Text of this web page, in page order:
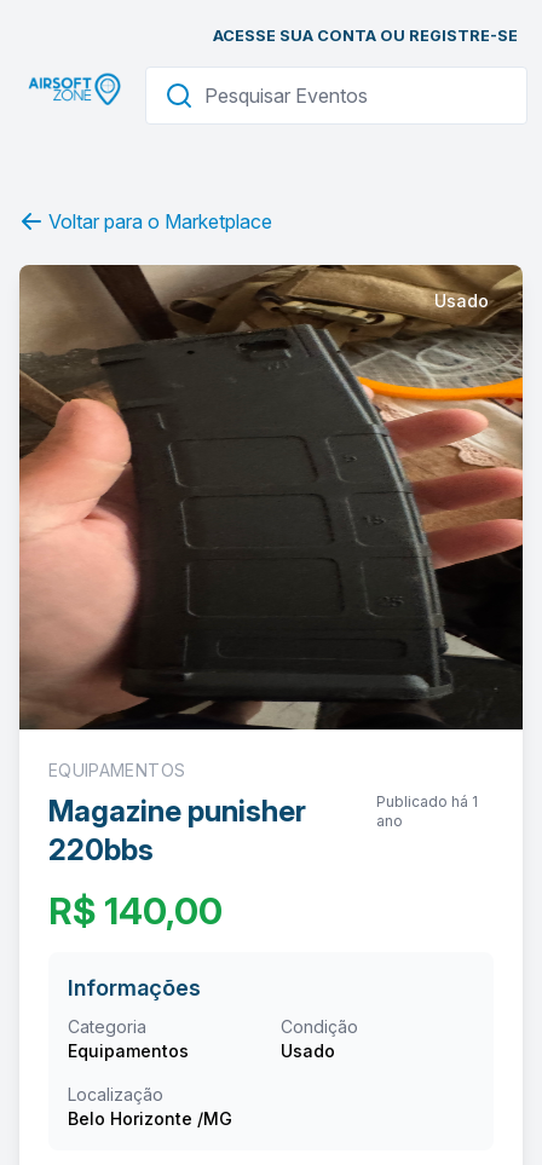
ACESSE SUA CONTA OU REGISTRE-SE
Voltar para o Marketplace
Usado
EQUIPAMENTOS
Magazine punisher
220bbs
Publicado há 1
ano
R$ 140,00
Informações
Categoria
Equipamentos
Condição
Usado
Localização
Belo Horizonte /MG